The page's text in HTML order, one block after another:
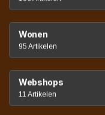
Wonen
95 Artikelen
Webshops
11 Artikelen